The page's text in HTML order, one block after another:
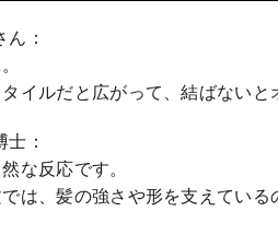
ん：
イルだと広がって、結ばないと
士：
な反応です。
は、髪の強さや形を支えてい